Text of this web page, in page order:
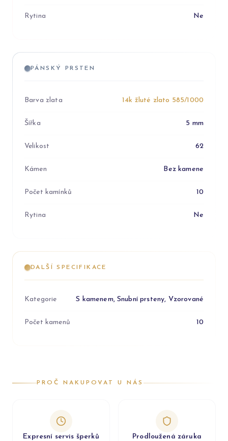
Rytina Ne
PÁNSKÝ PRSTEN
Barva zlata 14k žluté zlato 585/1000
Šířka 5 mm
Velikost 62
Kámen Bez kamene
Počet kamínků 10
Rytina Ne
DALŠÍ SPECIFIKACE
Kategorie S kamenem, Snubní prsteny, Vzorované
Počet kamenů 10
PROČ NAKUPOVAT U NÁS
Expresní servis šperků
Prodloužená záruka